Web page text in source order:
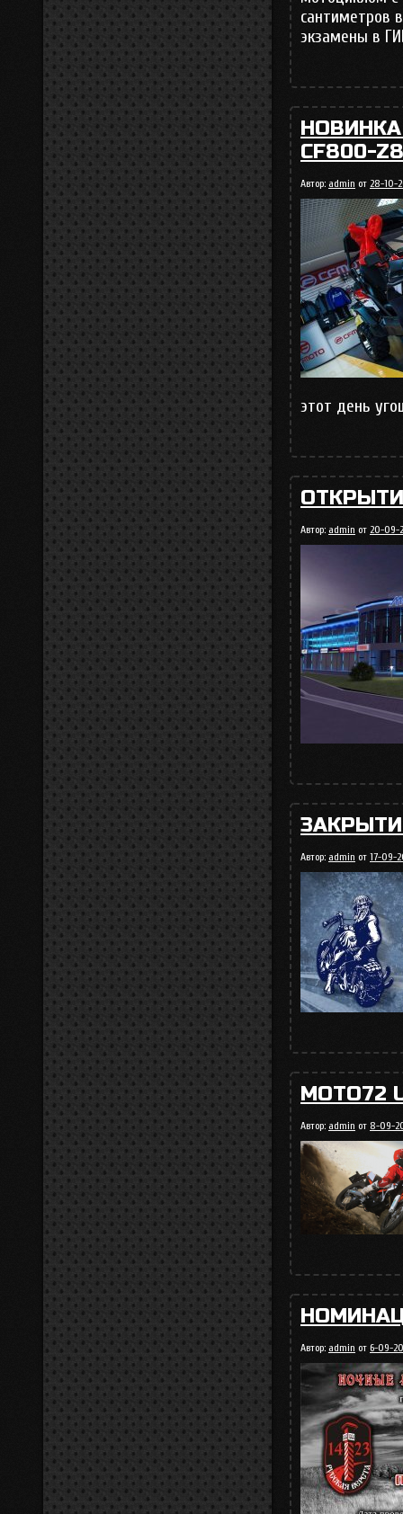
сантиметров
экзамены в
НОВИНКА
CF800-
Автор: admin от 28-10-
этот день
Автор: admin от 20-09-
Автор: admin от 17-09-
MOTO72
Автор: admin от 8-09-
Автор: admin от 6-09-